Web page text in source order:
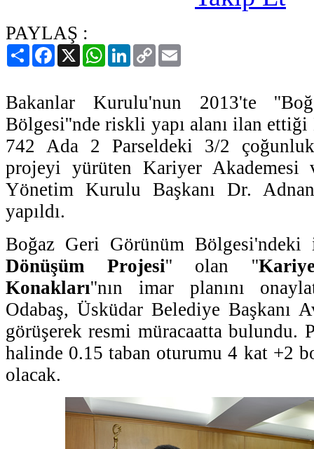
PAYLAŞ :
PaylaşFacebook
X WhatsAppLinkedIn
Copy
Link
Bakanlar Kurulu'nun 2013'te
Bölgesi''nde riskli yapı alanı ilan
742 Ada 2 Parseldeki 3/2
projeyi yürüten Kariyer Akademesi
Yönetim Kurulu Başkanı Dr.
yapıldı.
Boğaz Geri Görünüm
Dönüşüm Projesi'' olan ''
Konakları''nın imar planını
Odabaş, Üsküdar Belediye Başkanı
görüşerek resmi müracaatta bulundu.
halinde 0.15 taban oturumu 4 kat +2
olacak.